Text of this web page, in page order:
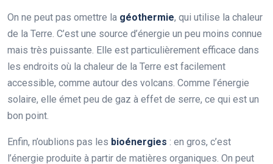
On ne peut pas omettre la géothermie, qui utilise la chaleur
de la Terre. C’est une source d’énergie un peu moins connue
mais très puissante. Elle est particulièrement efficace dans
les endroits où la chaleur de la Terre est facilement
accessible, comme autour des volcans. Comme l’énergie
solaire, elle émet peu de gaz à effet de serre, ce qui est un
bon point.
Enfin, n’oublions pas les bioénergies : en gros, c’est
l’énergie produite à partir de matières organiques. On peut